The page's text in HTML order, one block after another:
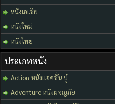
หนังเอเชีย
หนังใหม่
หนังไทย
ประเภทหนัง
Action หนังแอคชั่น บู้
Adventure หนังผจญภัย